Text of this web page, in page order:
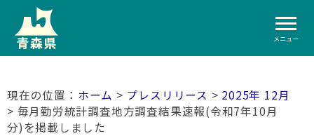
メニュー
ホーム > プレスリリース > 2025年 12月
> 毎月勤労統計調査地方調査結果速報(令和7年10月
分)を掲載しました